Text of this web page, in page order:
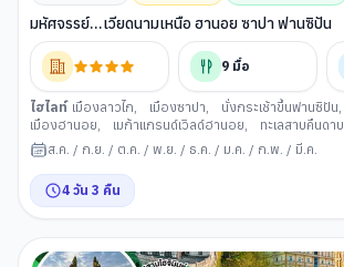
มหัศจรรย์...เวียดนามเหนือ ฮานอย ซาปา ฟานซิปัน
9 มื้อ
ไฮไลท์ เมืองลาวไก, เมืองซาปา, นั่งกระเช้าขึ้นฟานซิปัน,
เมืองฮานอย, เมก้าแกรนด์เวิลด์ฮานอย, ทะเลสาบคืนดาบ
สะพานแสงอาทิตย์ , ถนน 36 สาย
ส.ค. / ก.ย. / ต.ค. / พ.ย. / ธ.ค. / ม.ค. / ก.พ. / มี.ค.
4 วัน 3 คืน